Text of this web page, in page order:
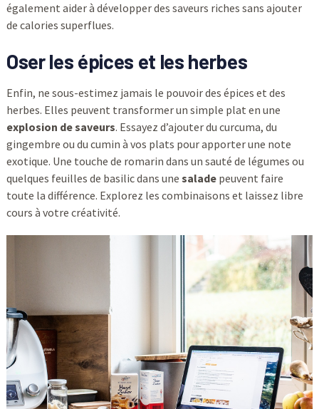
également aider à développer des saveurs riches sans ajouter
de calories superflues.
Oser les épices et les herbes
Enfin, ne sous-estimez jamais le pouvoir des épices et des
herbes. Elles peuvent transformer un simple plat en une
explosion de saveurs. Essayez d’ajouter du curcuma, du
gingembre ou du cumin à vos plats pour apporter une note
exotique. Une touche de romarin dans un sauté de légumes ou
quelques feuilles de basilic dans une saladepeuvent faire
toute la différence. Explorez les combinaisons et laissez libre
cours à votre créativité.